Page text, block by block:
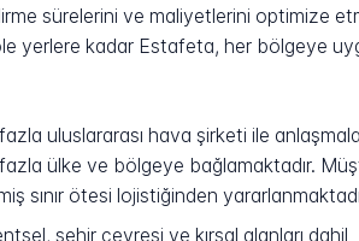
sürelerini ve maliyetlerini optimize
kadar Estafeta, her bölgeye
uluslararası hava şirketi ile
ülke ve bölgeye bağlamaktadır.
sınır ötesi lojistiğinden
şehir çevresi ve kırsal alanları dahil